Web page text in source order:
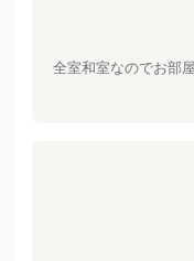
全室和室なのでお部